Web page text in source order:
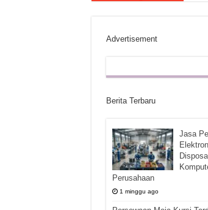
Advertisement
Berita Terbaru
Jasa
Perusahaan
1 minggu ago